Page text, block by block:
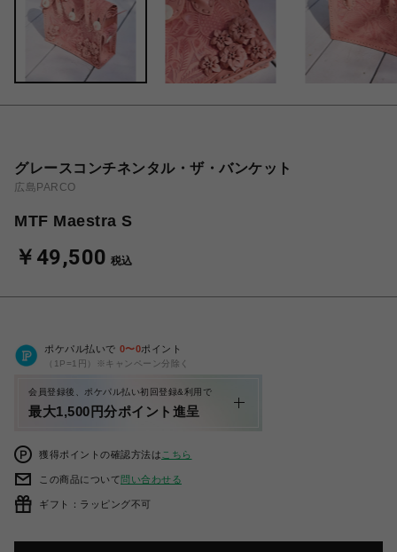
グレースコンチネンタル・ザ・バンケット
広島PARCO
MTF Maestra S
￥49,500 税込
ポケパル払いで 0〜0ポイント
（1P=1円）※キャンペーン分除く
会員登録後、ポケパル払い初回登録&利用で
最大1,500円分ポイント進呈
獲得ポイントの確認方法は こちら
この商品について問い合わせる
ギフト：ラッピング不可